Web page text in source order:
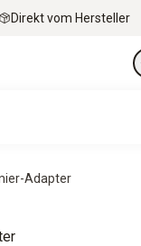
Direkt vom Hersteller
Adapter